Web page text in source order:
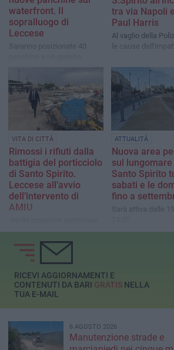
waterfront. Il
sopralluogo di
Leccese
Saranno posizionate 40
tra via Napoli
Paul Harris
Al vaglio della
le cause
VITA DI CITTÀ
Rimossi i rifiuti dalla
battigia del porticciolo
di Santo Spirito.
Leccese all’avvio
dell’intervento di
AMIU
procederemo col
completamento degli arredi
e degli interventi ancora da
completare»
ATTUALITÀ
Nuova area
sul lungomare
Santo Spirito
sabati e le
fino a
Sarà attiva dalle
RICEVI AGGIORNAMENTI E
CONTENUTI DA BARI GRATISNELLA
TUA E-MAIL
6 AGOSTO 2026
Manutenzione strade e